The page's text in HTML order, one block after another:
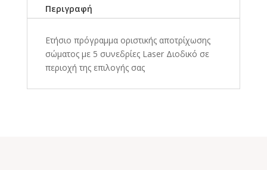
Περιγραφή
Ετήσιο πρόγραμμα οριστικής αποτρίχωσης
σώματος με 5 συνεδρίες Laser Διοδικό σε
περιοχή της επιλογής σας